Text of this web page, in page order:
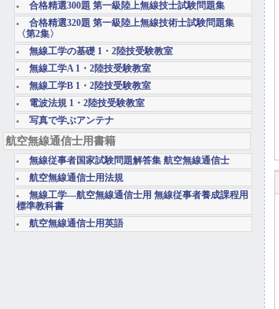
合格精選300題 第一級陸上無線技士試験問題集
合格精選320題 第一級陸上無線技術士試験問題集
〈第2集〉
無線工学の基礎 1・2陸技受験教室
無線工学A 1・2陸技受験教室
無線工学B 1・2陸技受験教室
電波法規 1・2陸技受験教室
写真で学ぶアンテナ
航空無線通信士用書籍
無線従事者国家試験問題解答集 航空無線通信士
航空無線通信士用法規
無線工学―航空無線通信士用 無線従事者養成課程用
標準教科書
航空無線通信士用英語